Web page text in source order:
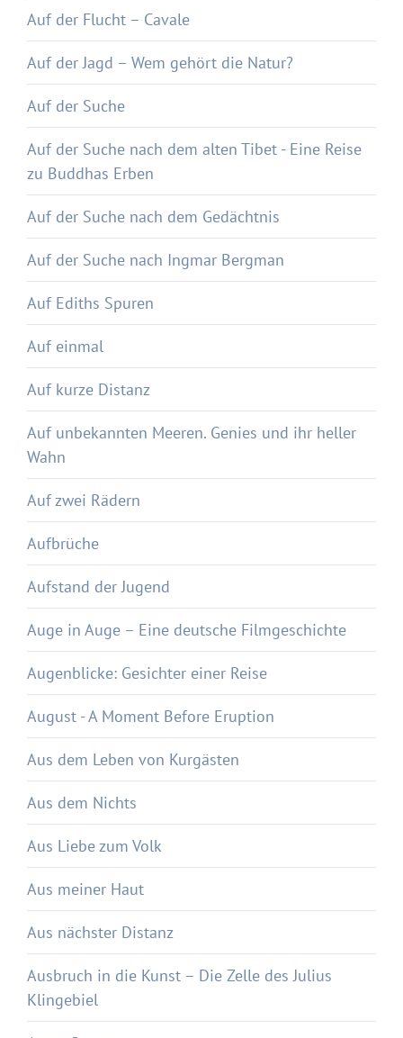
Auf der Flucht – Cavale
Auf der Jagd – Wem gehört die Natur?
Auf der Suche
Auf der Suche nach dem alten Tibet - Eine Reise
zu Buddhas Erben
Auf der Suche nach dem Gedächtnis
Auf der Suche nach Ingmar Bergman
Auf Ediths Spuren
Auf einmal
Auf kurze Distanz
Auf unbekannten Meeren. Genies und ihr heller
Wahn
Auf zwei Rädern
Aufbrüche
Aufstand der Jugend
Auge in Auge – Eine deutsche Filmgeschichte
Augenblicke: Gesichter einer Reise
August - A Moment Before Eruption
Aus dem Leben von Kurgästen
Aus dem Nichts
Aus Liebe zum Volk
Aus meiner Haut
Aus nächster Distanz
Ausbruch in die Kunst – Die Zelle des Julius
Klingebiel